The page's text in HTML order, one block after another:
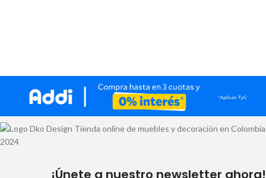
¡Únete a nuestro newsletter ahora!